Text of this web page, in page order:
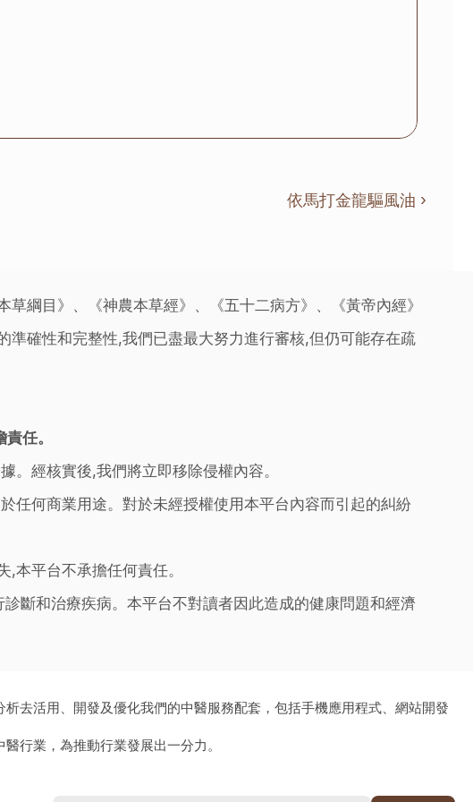
依馬打金龍驅風油 ›
綱目》、《神農本草經》、《五十二病方》、《黃帝內經》
確性和完整性,我們已盡最大努力進行審核,但仍可能存在疏
任。
。經核實後,我們將立即移除侵權內容。
任何商業用途。對於未經授權使用本平台內容而引起的糾紛
本平台不承擔任何責任。
斷和治療疾病。本平台不對讀者因此造成的健康問題和經濟
析去活用、開發及優化我們的中醫服務配套，包括手機應用程式、網站開發
行業，為推動行業發展出一分力。